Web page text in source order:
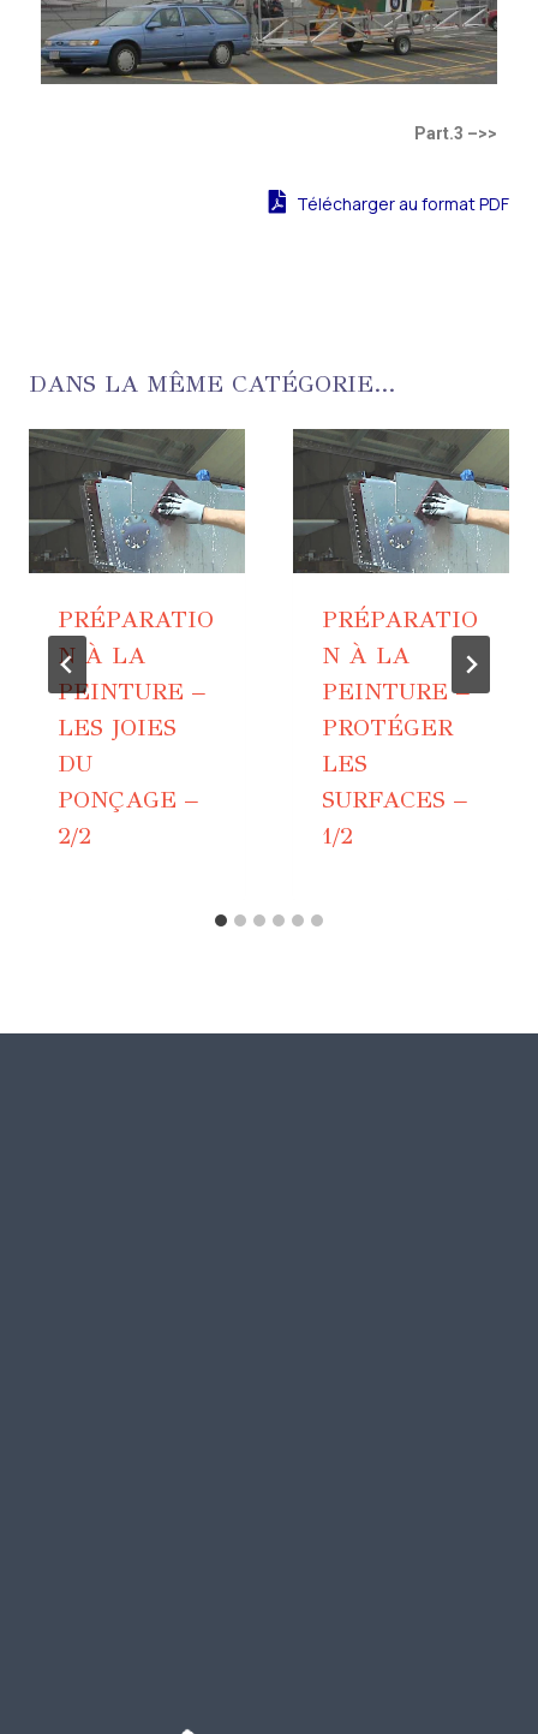
Part.3 –>>
Télécharger au format PDF
DANS LA MÊME CATÉGORIE...
PRÉPARATIO
N À LA
PEINTURE –
LES JOIES
DU
PONÇAGE –
2/2
PRÉPARATIO
N À LA
PEINTURE –
PROTÉGER
LES
SURFACES –
1/2